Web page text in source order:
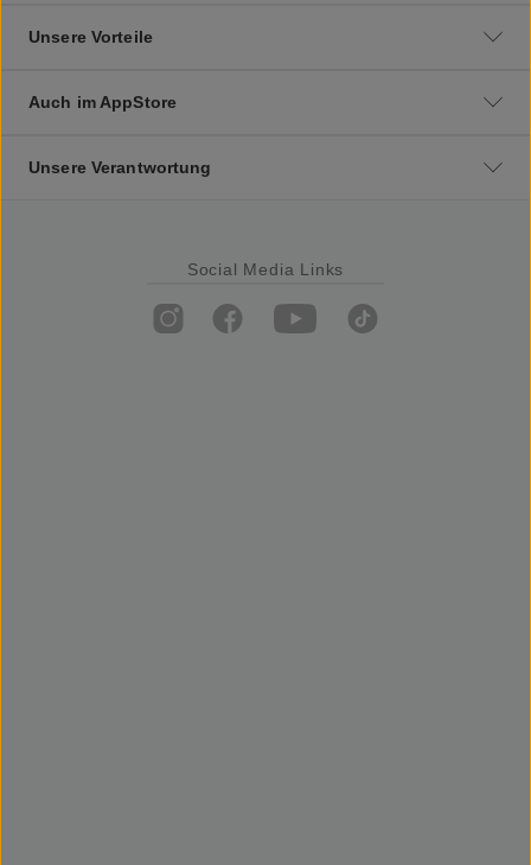
Unsere Vorteile
Auch im AppStore
Unsere Verantwortung
Social Media Links